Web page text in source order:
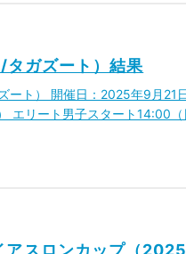
ガズート）結果
ート） 開催日：2025年9月21
エリート男子スタート14:00（